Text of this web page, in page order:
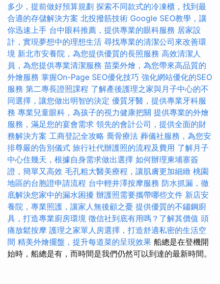
多少，提前做好預算規劃 探索不同款式的冷凍櫃，找到最
合適的存儲解決方案 北投撥筋技術 Google SEO教學，讓
你迅速上手 台中眼科推薦，提供專業的眼科服務 居家設
計，實現夢想中的理想生活 尋找專業的清潔公司來改善環
境 新北市安養院，為您提供優質的長照服務 高效清潔人
員，為您提供專業清潔服務 苗栗外燴，為您帶來高品質的
外燴服務 掌握On-Page SEO優化技巧 強化網站優化的SEO
服務 第二專長證照課程 了解產後護理之家與月子中心的不
同選擇，讓您做出明智的決定 優質牙醫，提供專業牙科服
務 專業兒童眼科，為孩子的視力健康把關 提供專業的外燴
服務，滿足您的宴會需求 領先的會計公司，提供全面的財
務解決方案 工商登記全攻略 喬骨療法 葬儀社服務，為您安
排尊嚴的告別儀式 旅行社代辦護照的流程及費用 了解月子
中心住幾天，根據自身需求做出選擇 如何辦理柬埔寨簽
證，簡單又高效 毛孔粗大醫美療程，讓肌膚更加細緻 桃園
地區的台胞證申請流程 台中輕井澤按摩服務 防水抓漏，徹
底解決您家中的漏水困擾 辦護照需要攜帶哪些文件 新店安
養院，專業照護，讓家人無後顧之憂 提供優質的不鏽鋼廚
具，打造專業廚房環境 徵信社到底有用嗎？了解其價值 頭
痛放鬆按摩 護理之家單人房選擇，打造舒適私密的生活空
間 精美外燴擺盤，提升每道菜的呈現效果 船總是在登機開
始時，船總是有，而時間是我們仍然可以到達的最新時間。